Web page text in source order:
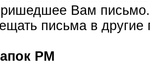
Вам
письма в другие
РМ